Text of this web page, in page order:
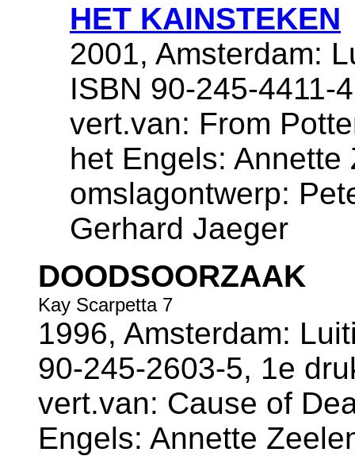
HET KAINSTEKEN
2001, Amsterdam:
ISBN 90-245-4411-
vert.van: From
het Engels: Annette
omslagontwerp:
Gerhard Jaeger
DOODSOORZAAK
Kay Scarpetta 7
1996, Amsterdam:
90-245-2603-5, 1e
vert.van: Cause of
Engels: Annette